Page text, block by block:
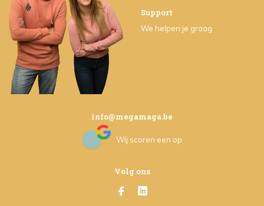
Support
We helpen je graag
info@megamaga.be
Wij scoren een op
Volg ons